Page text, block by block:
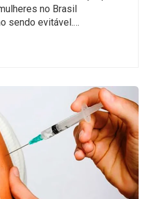
no Brasil
sendo evitável.…